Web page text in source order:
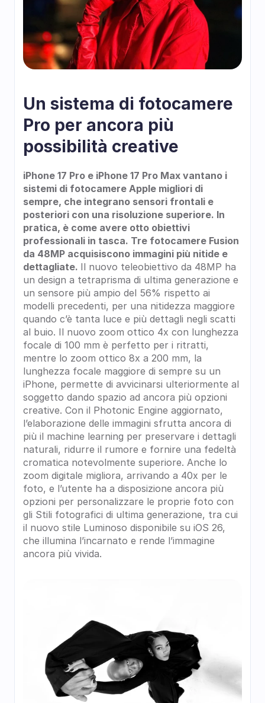
Un sistema di fotocamere
Pro per ancora più
possibilità creative
iPhone 17 Pro e iPhone 17 Pro Max vantano i
sistemi di fotocamere Apple migliori di
sempre, che integrano sensori frontali e
posteriori con una risoluzione superiore. In
pratica, è come avere otto obiettivi
professionali in tasca. Tre fotocamere Fusion
da 48MP acquisiscono immagini più nitide e
dettagliate. Il nuovo teleobiettivo da 48MP ha
un design a tetraprisma di ultima generazione e
un sensore più ampio del 56% rispetto ai
modelli precedenti, per una nitidezza maggiore
quando c’è tanta luce e più dettagli negli scatti
al buio. Il nuovo zoom ottico 4x con lunghezza
focale di 100 mm è perfetto per i ritratti,
mentre lo zoom ottico 8x a 200 mm, la
lunghezza focale maggiore di sempre su un
iPhone, permette di avvicinarsi ulteriormente al
soggetto dando spazio ad ancora più opzioni
creative. Con il Photonic Engine aggiornato,
l’elaborazione delle immagini sfrutta ancora di
più il machine learning per preservare i dettagli
naturali, ridurre il rumore e fornire una fedeltà
cromatica notevolmente superiore. Anche lo
zoom digitale migliora, arrivando a 40x per le
foto, e l’utente ha a disposizione ancora più
opzioni per personalizzare le proprie foto con
gli Stili fotografici di ultima generazione, tra cui
il nuovo stile Luminoso disponibile su iOS 26,
che illumina l’incarnato e rende l’immagine
ancora più vivida.